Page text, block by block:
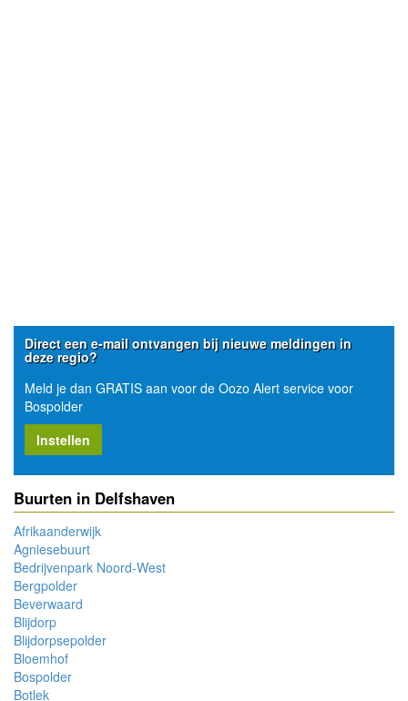
Direct een e-mail ontvangen bij nieuwe meldingen in
deze regio?
Meld je dan GRATIS aan voor de Oozo Alert service voor
Bospolder
Instellen
Buurten in Delfshaven
Afrikaanderwijk
Agniesebuurt
Bedrijvenpark Noord-West
Bergpolder
Beverwaard
Blijdorp
Blijdorpsepolder
Bloemhof
Bospolder
Botlek